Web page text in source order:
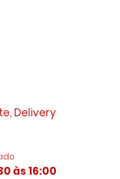
Delivery
às 16:00